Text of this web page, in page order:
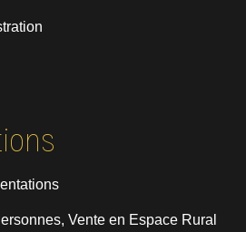
Vente en Espace Rural